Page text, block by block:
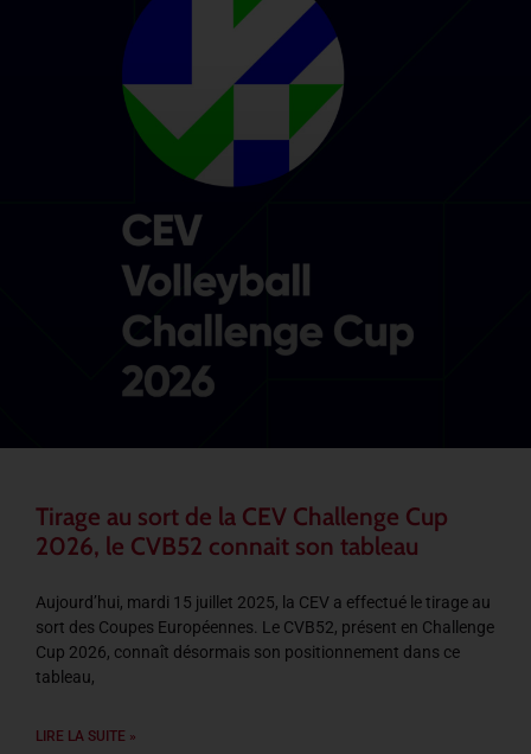
Tirage au sort de la CEV Challenge Cup
2026, le CVB52 connait son tableau
Aujourd’hui, mardi 15 juillet 2025, la CEV a effectué le tirage au
sort des Coupes Européennes. Le CVB52, présent en Challenge
Cup 2026, connaît désormais son positionnement dans ce
tableau,
LIRE LA SUITE »